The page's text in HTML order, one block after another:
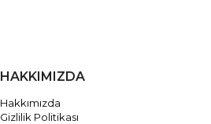
HAKKIMIZDA
Hakkımızda
Gizlilik Politikası